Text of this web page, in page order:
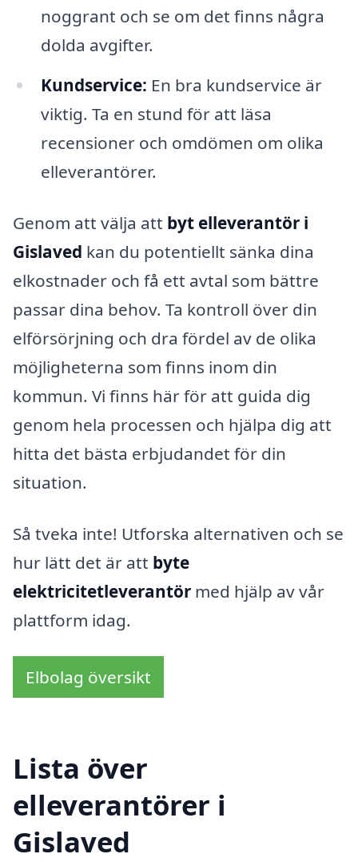
noggrant och se om det finns några
dolda avgifter.
Kundservice: En bra kundservice är
viktig. Ta en stund för att läsa
recensioner och omdömen om olika
elleverantörer.
Genom att välja att byt elleverantör i
Gislaved kan du potentiellt sänka dina
elkostnader och få ett avtal som bättre
passar dina behov. Ta kontroll över din
elförsörjning och dra fördel av de olika
möjligheterna som finns inom din
kommun. Vi finns här för att guida dig
genom hela processen och hjälpa dig att
hitta det bästa erbjudandet för din
situation.
Så tveka inte! Utforska alternativen och se
hur lätt det är att byte
elektricitetleverantör med hjälp av vår
plattform idag.
Elbolag översikt
Lista över
elleverantörer i
Gislaved